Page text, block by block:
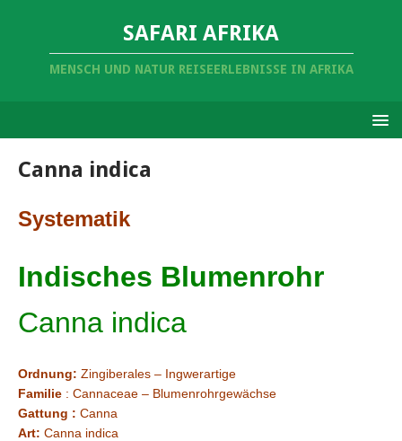
SAFARI AFRIKA
MENSCH UND NATUR REISEERLEBNISSE IN AFRIKA
Canna indica
Systematik
Indisches Blumenrohr
Canna indica
Ordnung: Zingiberales – Ingwerartige
Familie : Cannaceae – Blumenrohrgewächse
Gattung : Canna
Art: Canna indica